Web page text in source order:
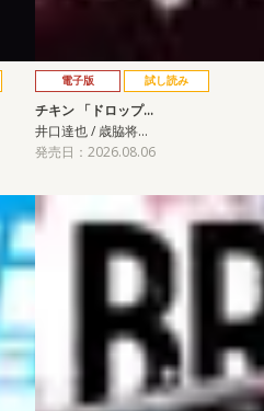
電子版 試し読み
チキン 「ドロップ…
井口達也 / 歳脇将…
発売日：2026.08.06